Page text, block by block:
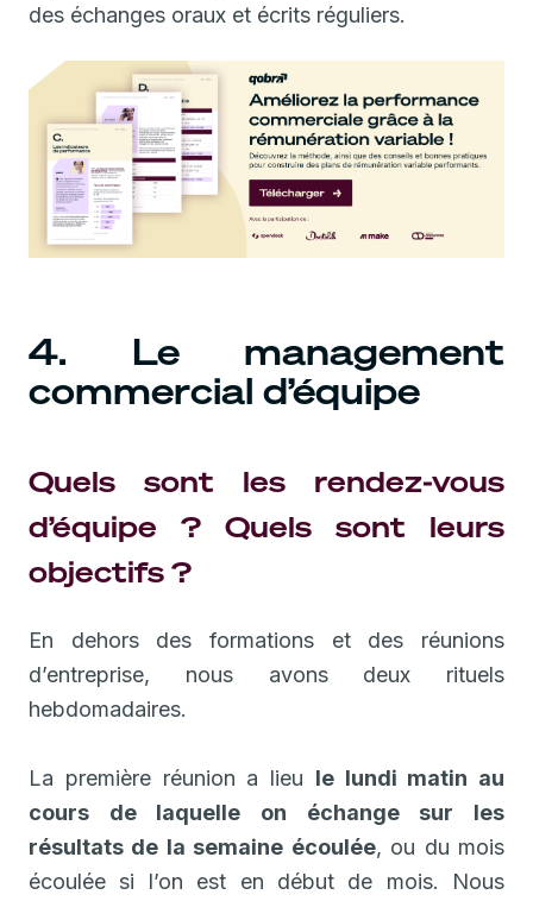
des échanges oraux et écrits réguliers.
4. Le management
commercial d’équipe
Quels sont les rendez-vous
d’équipe ? Quels sont leurs
objectifs ?
En dehors des formations et des réunions
d’entreprise, nous avons deux rituels
hebdomadaires.
La première réunion a lieu le lundi matin au
cours de laquelle on échange sur les
résultats de la semaine écoulée, ou du mois
écoulée si l’on est en début de mois. Nous